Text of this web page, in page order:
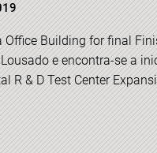
Office Building for final
e encontra-se a
R & D Test Center